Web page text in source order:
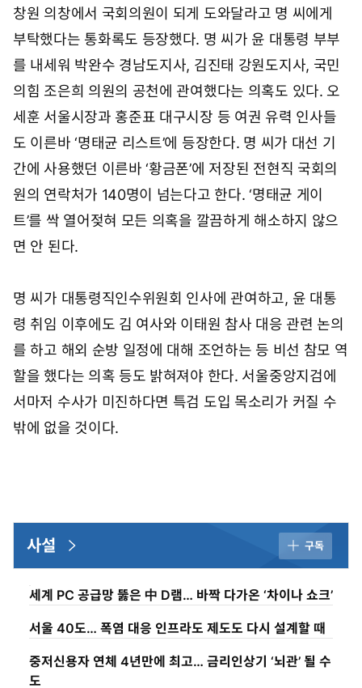
창원 의창에서 국회의원이 되게 도와달라고 명 씨에게
부탁했다는 통화록도 등장했다. 명 씨가 윤 대통령 부부
를 내세워 박완수 경남도지사, 김진태 강원도지사, 국민
의힘 조은희 의원의 공천에 관여했다는 의혹도 있다. 오
세훈 서울시장과 홍준표 대구시장 등 여권 유력 인사들
도 이른바 ‘명태균 리스트’에 등장한다. 명 씨가 대선 기
간에 사용했던 이른바 ‘황금폰’에 저장된 전현직 국회의
원의 연락처가 140명이 넘는다고 한다. ‘명태균 게이
트’를 싹 열어젖혀 모든 의혹을 깔끔하게 해소하지 않으
면 안 된다.
명 씨가 대통령직인수위원회 인사에 관여하고, 윤 대통
령 취임 이후에도 김 여사와 이태원 참사 대응 관련 논의
를 하고 해외 순방 일정에 대해 조언하는 등 비선 참모 역
할을 했다는 의혹 등도 밝혀져야 한다. 서울중앙지검에
서마저 수사가 미진하다면 특검 도입 목소리가 커질 수
밖에 없을 것이다.
사설 구독
세계 PC 공급망 뚫은 中 D램… 바짝 다가온 ‘차이나 쇼크’
서울 40도… 폭염 대응 인프라도 제도도 다시 설계할 때
중저신용자 연체 4년만에 최고… 금리인상기 ‘뇌관’ 될 수
도